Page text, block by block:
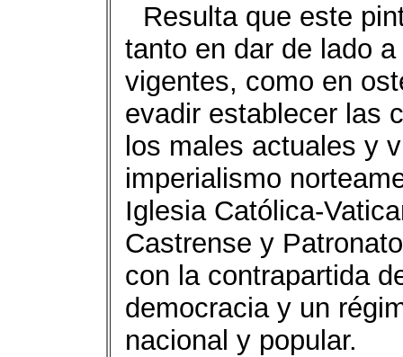
Resulta que este
tanto en dar de lado
vigentes, como en
evadir establecer las
los males actuales y
imperialismo
Iglesia Católica-
Castrense y
con la contrapartida
democracia y un
nacional y popular.